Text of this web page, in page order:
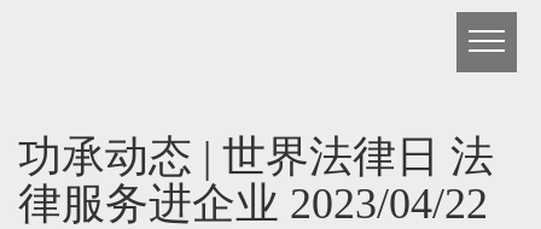
功承动态 | 世界法律日 法
律服务进企业 2023/04/22